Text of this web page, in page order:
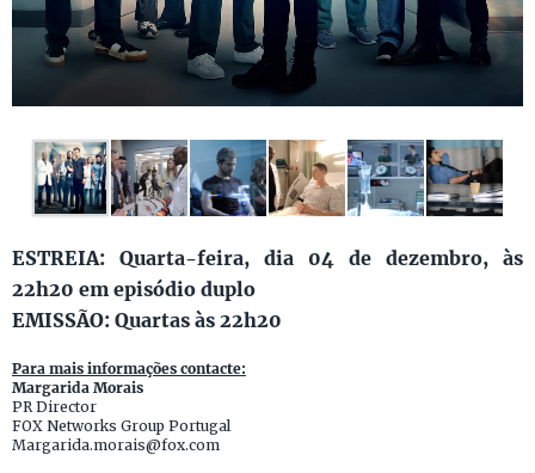
ESTREIA: Quarta-feira, dia 04 de dezembro, às
22h20 em episódio duplo
EMISSÃO: Quartas às 22h20
Para mais informações contacte:
Margarida Morais
PR Director
FOX Networks Group Portugal
Margarida.morais@fox.com